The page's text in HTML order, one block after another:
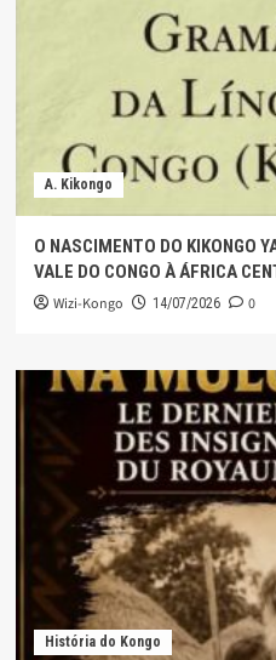
A. Kikongo
O NASCIMENTO DO KIKONGO
VALE DO CONGO À ÁFRICA
Wizi-Kongo 14/07/2026 0
História do Kongo